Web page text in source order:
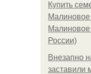
Купить
России)
Внезапно
заставили